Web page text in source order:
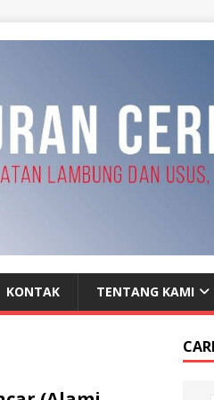
KONTAK TENTANG KAMI